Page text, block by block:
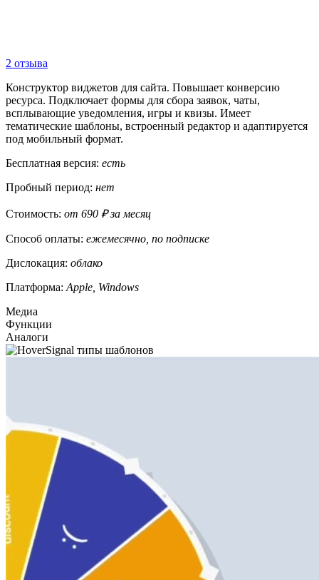
2 отзыва
Конструктор виджетов для сайта. Повышает конверсию
ресурса. Подключает формы для сбора заявок, чаты,
всплывающие уведомления, игры и квизы. Имеет
тематические шаблоны, встроенный редактор и адаптируется
под мобильный формат.
Бесплатная версия: есть
Пробный период: нет
Стоимость: от 690 ₽ за месяц
Способ оплаты: ежемесячно, по подписке
Дислокация: облако
Платформа: Apple, Windows
Медиа
Функции
Аналоги